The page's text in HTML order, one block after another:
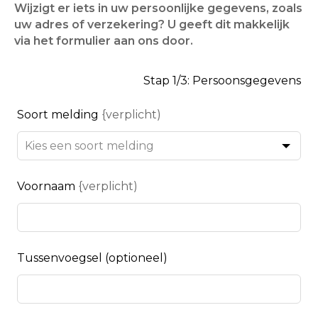
Wijzigt er iets in uw persoonlijke gegevens, zoals
uw adres of verzekering? U geeft dit makkelijk
via het formulier aan ons door.
Stap 1/3: Persoonsgegevens
Leave
field
blank
Soort melding {verplicht)
Voornaam {verplicht)
Tussenvoegsel (optioneel)